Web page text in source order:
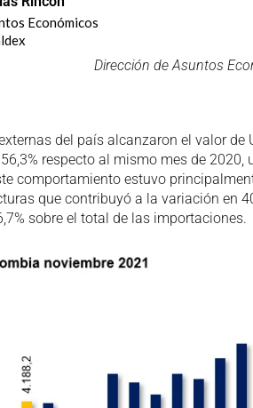
Económicos
Dirección de Asuntos
del país alcanzaron el valor de
respecto al mismo mes de 2020,
comportamiento estuvo
que contribuyó a la variación en
sobre el total de las importaciones.